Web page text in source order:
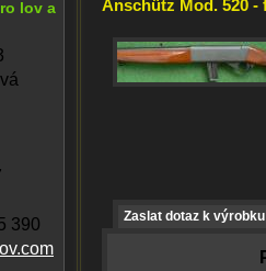
lov a
390
Anschütz Mod. 520 -
Zaslat dotaz k výrobku